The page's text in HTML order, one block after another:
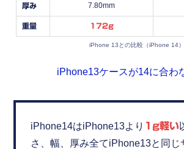
厚み 7.80mm
重量 172g
iPhone 13との比較（iPhone 14）
iPhone13ケースが14に合わ
iPhone14はiPhone13より 1g軽い
さ、幅、厚み全てiPhone13と同じ